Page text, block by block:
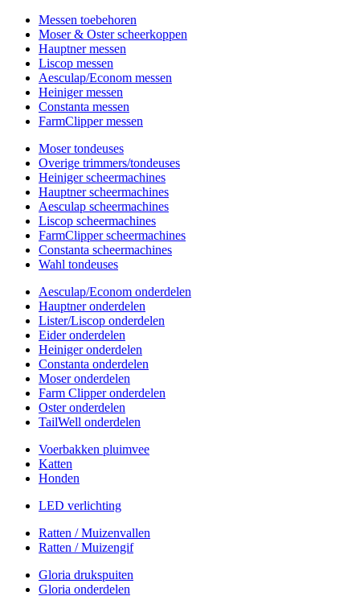
Messen toebehoren
Moser & Oster scheerkoppen
Hauptner messen
Liscop messen
Aesculap/Econom messen
Heiniger messen
Constanta messen
FarmClipper messen
Moser tondeuses
Overige trimmers/tondeuses
Heiniger scheermachines
Hauptner scheermachines
Aesculap scheermachines
Liscop scheermachines
FarmClipper scheermachines
Constanta scheermachines
Wahl tondeuses
Aesculap/Econom onderdelen
Hauptner onderdelen
Lister/Liscop onderdelen
Eider onderdelen
Heiniger onderdelen
Constanta onderdelen
Moser onderdelen
Farm Clipper onderdelen
Oster onderdelen
TailWell onderdelen
Voerbakken pluimvee
Katten
Honden
LED verlichting
Ratten / Muizenvallen
Ratten / Muizengif
Gloria drukspuiten
Gloria onderdelen